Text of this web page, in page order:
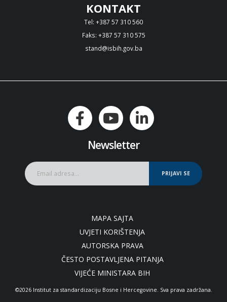
KONTAKT
Tel: +387 57 310 560
Faks: +387 57 310 575
stand@isbih.gov.ba
Newsletter
PRIJAVI SE
MAPA SAJTA
UVJETI KORIŠTENJA
AUTORSKA PRAVA
ČESTO POSTAVLJENA PITANJA
VIJEĆE MINISTARA BIH
©2026 Institut za standardizaciju Bosne i Hercegovine. Sva prava zadržana.